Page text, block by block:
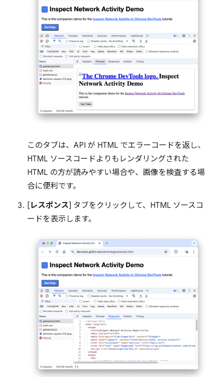
このタブは、API が HTML でエラーコードを返し、
HTML ソースコードよりもレンダリングされた
HTML の方が読みやすい場合や、画像を検査する場
合に便利です。
[ レスポンス] タブをクリックして、HTML ソースコ
ードを表示します。